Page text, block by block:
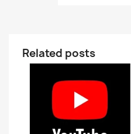
Related posts